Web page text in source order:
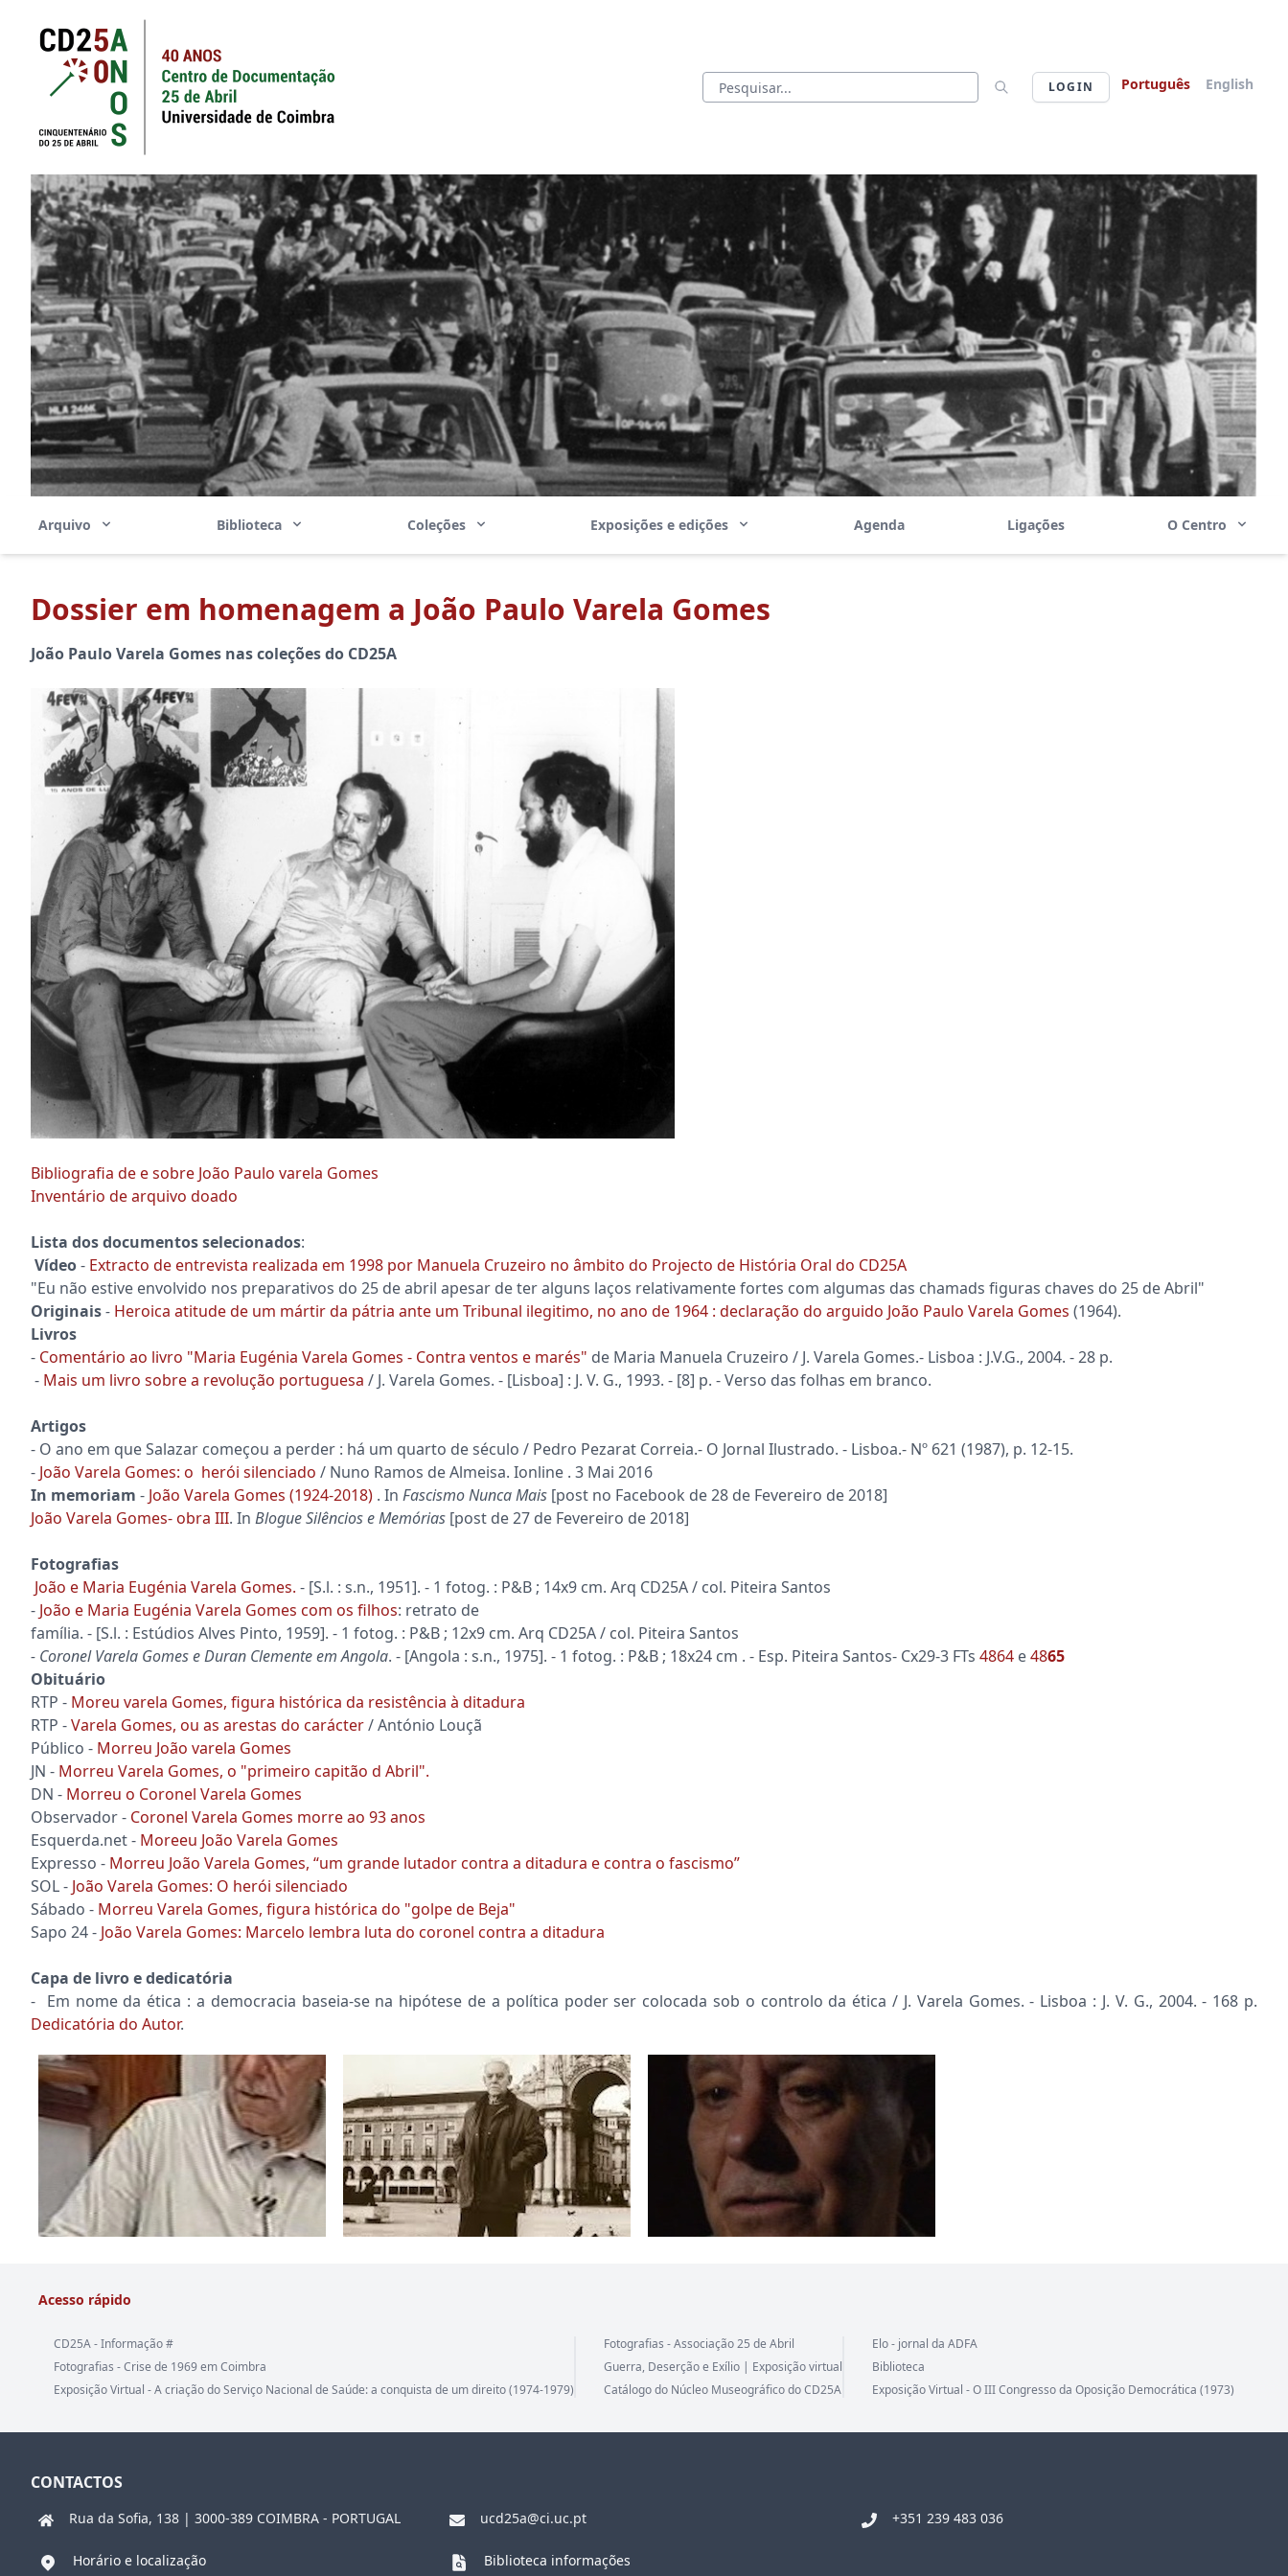
LOGIN Português English
Arquivo Biblioteca Coleções Exposições e edições Agenda Ligações O Centro
Dossier em homenagem a João Paulo Varela Gomes
João Paulo Varela Gomes nas coleções do CD25A
Bibliografia de e sobre João Paulo varela Gomes
Inventário de arquivo doado
Lista dos documentos selecionados:
Vídeo- Extracto de entrevista realizada em 1998 por Manuela Cruzeiro no âmbito do Projecto de História Oral do CD25A
"Eu não estive envolvido nos preparativos do 25 de abril apesar de ter alguns laços relativamente fortes com algumas das chamads figuras chaves do 25 de Abril"
Originais- Heroica atitude de um mártir da pátria ante um Tribunal ilegitimo, no ano de 1964 : declaração do arguido João Paulo Varela Gomes (1964).
Livros
- Comentário ao livro "Maria Eugénia Varela Gomes - Contra ventos e marés" de Maria Manuela Cruzeiro / J. Varela Gomes.- Lisboa : J.V.G., 2004. - 28 p.
- Mais um livro sobre a revolução portuguesa / J. Varela Gomes. - [Lisboa] : J. V. G., 1993. - [8] p. - Verso das folhas em branco.
Artigos
- O ano em que Salazar começou a perder : há um quarto de século / Pedro Pezarat Correia.- O Jornal Ilustrado. - Lisboa.- Nº 621 (1987), p. 12-15.
- João Varela Gomes: o herói silenciado / Nuno Ramos de Almeisa. Ionline . 3 Mai 2016
In memoriam - João Varela Gomes (1924-2018) . In Fascismo Nunca Mais [post no Facebook de 28 de Fevereiro de 2018]
João Varela Gomes- obra III. In Blogue Silêncios e Memórias [post de 27 de Fevereiro de 2018]
Fotografias
João e Maria Eugénia Varela Gomes. - [S.l. : s.n., 1951]. - 1 fotog. : P&B ; 14x9 cm. Arq CD25A / col. Piteira Santos
- João e Maria Eugénia Varela Gomes com os filhos: retrato de
família. - [S.l. : Estúdios Alves Pinto, 1959]. - 1 fotog. : P&B ; 12x9 cm. Arq CD25A / col. Piteira Santos
- Coronel Varela Gomes e Duran Clemente em Angola. - [Angola : s.n., 1975]. - 1 fotog. : P&B ; 18x24 cm . - Esp. Piteira Santos- Cx29-3 FTs 4864 e4865
Obituário
RTP - Moreu varela Gomes, figura histórica da resistência à ditadura
RTP -Varela Gomes, ou as arestas do carácter/ António Louçã
Público - Morreu João varela Gomes
JN - Morreu Varela Gomes, o "primeiro capitão d Abril".
DN - Morreu o Coronel Varela Gomes
Observador - Coronel Varela Gomes morre ao 93 anos
Esquerda.net - Moreeu João Varela Gomes
Expresso - Morreu João Varela Gomes, “um grande lutador contra a ditadura e contra o fascismo”
SOL - João Varela Gomes: O herói silenciado
Sábado - Morreu Varela Gomes, figura histórica do "golpe de Beja"
Sapo 24 - João Varela Gomes: Marcelo lembra luta do coronel contra a ditadura
Capa de livro e dedicatória
- Em nome da ética : a democracia baseia-se na hipótese de a política poder ser colocada sob o controlo da ética / J. Varela Gomes. - Lisboa : J. V. G., 2004. - 168 p.
Dedicatória do Autor.
Acesso rápido
CD25A - Informação #
Fotografias - Crise de 1969 em Coimbra
Exposição Virtual - A criação do Serviço Nacional de Saúde: a conquista de um direito (1974-1979)
Fotografias - Associação 25 de Abril
Guerra, Deserção e Exílio | Exposição virtual
Catálogo do Núcleo Museográfico do CD25A
Elo - jornal da ADFA
Biblioteca
Exposição Virtual - O III Congresso da Oposição Democrática (1973)
CONTACTOS
Rua da Sofia, 138 | 3000-389 COIMBRA - PORTUGAL ucd25a@ci.uc.pt +351 239 483 036
Horário e localização Biblioteca informações